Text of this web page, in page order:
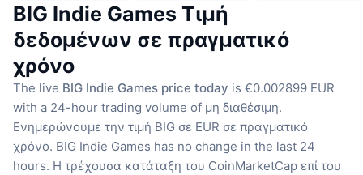
BIG Indie Games Τιμή
δεδομένων σε πραγματικό
χρόνο
The live BIG Indie Games price today is €0.002899 EUR
with a 24-hour trading volume of μη διαθέσιμη.
Ενημερώνουμε την τιμή BIG σε EUR σε πραγματικό
χρόνο. BIG Indie Games has no change in the last 24
hours. Η τρέχουσα κατάταξη του CoinMarketCap επί του